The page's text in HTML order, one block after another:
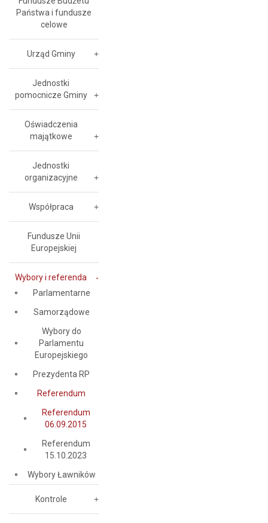
Państwa i fundusze
celowe
Urząd Gminy
Jednostki
pomocnicze Gminy
Oświadczenia
majątkowe
Jednostki
organizacyjne
Współpraca
Fundusze Unii
Europejskiej
Wybory i referenda
Parlamentarne
Samorządowe
Wybory do
Parlamentu
Europejskiego
Prezydenta RP
Referendum
Referendum
06.09.2015
Referendum
15.10.2023
Wybory Ławników
Kontrole